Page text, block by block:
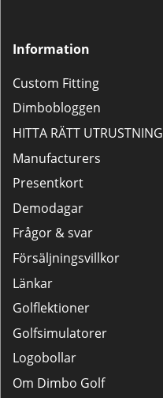
Information
Custom Fitting
Dimbobloggen
HITTA RÄTT UTRUSTNING
Manufacturers
Presentkort
Demodagar
Frågor & svar
Försäljningsvillkor
Länkar
Golflektioner
Golfsimulatorer
Logobollar
Om Dimbo Golf